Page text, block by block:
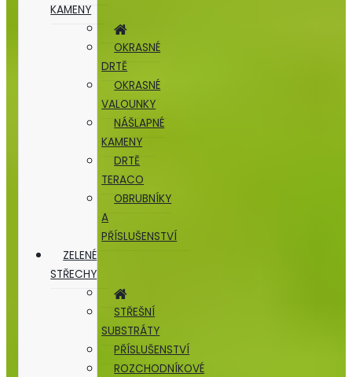
KAMENY
OKRASNÉ
DRTĚ
OKRASNÉ
VALOUNKY
NÁŠLAPNÉ
KAMENY
DRTĚ
TERACO
OBRUBNÍKY
A
PŘÍSLUŠENSTVÍ
ZELENÉ
STŘECHY
STŘEŠNÍ
SUBSTRÁTY
PŘÍSLUŠENSTVÍ
ROZCHODNÍKOVÉ